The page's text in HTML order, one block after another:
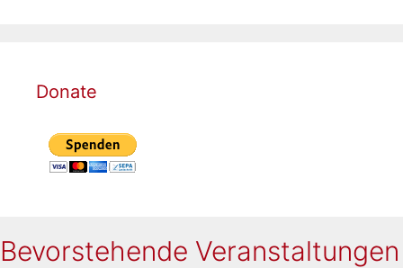
Donate
Bevorstehende Veranstaltungen